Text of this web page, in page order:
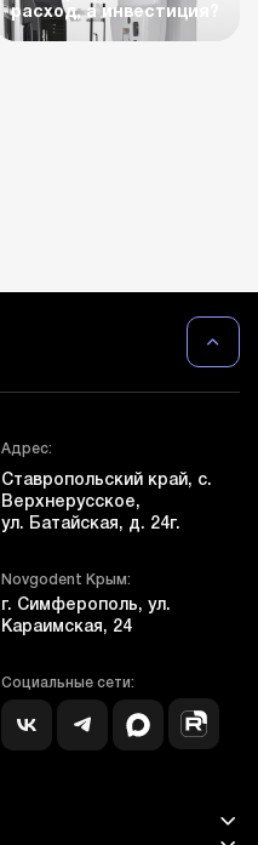
расход, а инвестиция?
Адрес:
Ставропольский край, с.
Верхнерусское,
ул. Батайская, д. 24г.
Novgodent Крым:
г. Симферополь, ул.
Караимская, 24
Социальные сети: